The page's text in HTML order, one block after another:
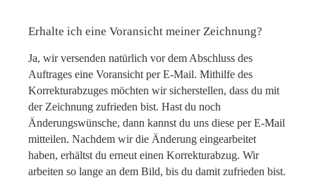
Erhalte ich eine Voransicht meiner Zeichnung?
Ja, wir versenden natürlich vor dem Abschluss des
Auftrages eine Voransicht per E-Mail. Mithilfe des
Korrekturabzuges möchten wir sicherstellen, dass du mit
der Zeichnung zufrieden bist. Hast du noch
Änderungswünsche, dann kannst du uns diese per E-Mail
mitteilen. Nachdem wir die Änderung eingearbeitet
haben, erhältst du erneut einen Korrekturabzug. Wir
arbeiten so lange an dem Bild, bis du damit zufrieden bist.